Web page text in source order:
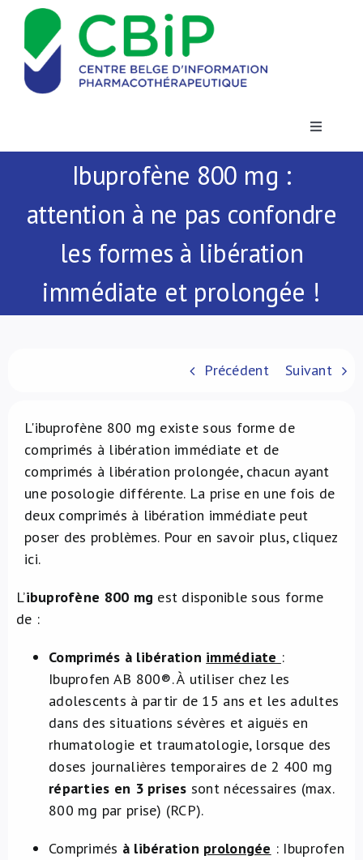
Passer
contenu
Toggle
Actualités
Publications
NL
Ibuprofène 800 mg :
attention à ne pas confondre
les formes à libération
immédiate et prolongée !
Précédent Suivant
L'ibuprofène 800 mg existe sous forme de
comprimés à libération immédiate et de
comprimés à libération prolongée, chacun ayant
une posologie différente. La prise en une fois de
deux comprimés à libération immédiate peut
poser des problèmes. Pour en savoir plus, cliquez
ici.
L’ibuprofène 800 mg est disponible sous forme
de :
Comprimés à libération immédiate :
Ibuprofen AB 800®. À utiliser chez les
adolescents à partir de 15 ans et les adultes
dans des situations sévères et aiguës en
rhumatologie et traumatologie, lorsque des
doses journalières temporaires de 2 400 mg
réparties en 3 prises sont nécessaires (max.
800 mg par prise) (RCP).
Comprimés à libération prolongée : Ibuprofen